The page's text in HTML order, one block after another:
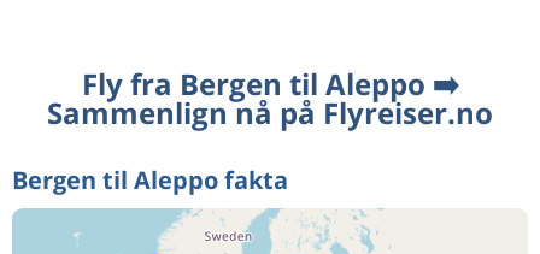
Fly fra Bergen til Aleppo ➡️
Sammenlign nå på Flyreiser.no
Bergen til Aleppo fakta